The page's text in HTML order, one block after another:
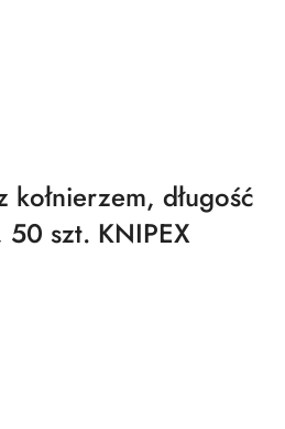
kołnierzem, długość
szt. KNIPEX